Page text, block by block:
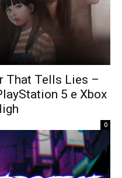
That Tells Lies –
5 e Xbox
0